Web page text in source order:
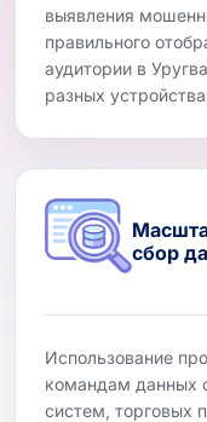
выявления
правильного
аудитории в
разных
сбор
Использование
командам данных
систем, торговых